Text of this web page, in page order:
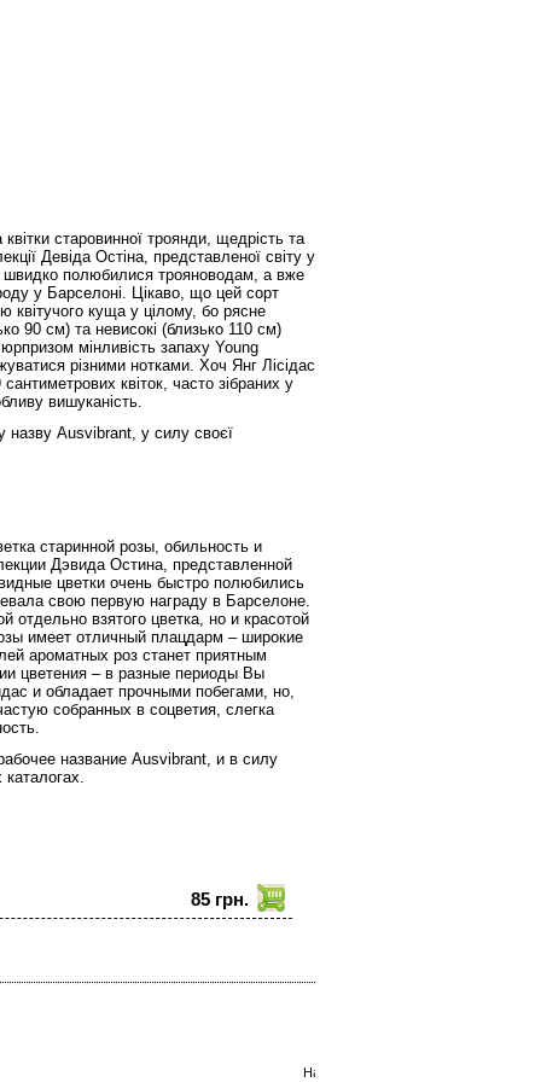
старовинної троянди, щедрість та
Девіда Остіна, представленої світу у
швидко полюбилися трояноводам, а вже
у Барселоні. Цікаво, що цей сорт
квітучого куща у цілому, бо рясне
90 см) та невисокі (близько 110 см)
мінливість запаху Young
різними нотками. Хоч Янг Лісідас
квіток, часто зібраних у
вишуканість.
Ausvibrant, у силу своєї
старинной розы, обильность и
Дэвида Остина, представленной
цветки очень быстро полюбились
свою первую награду в Барселоне.
отдельно взятого цветка, но и красотой
имеет отличный плацдарм – широкие
ароматных роз станет приятным
цветения – в разные периоды Вы
и обладает прочными побегами, но,
собранных в соцветия, слегка
название Ausvibrant, и в силу
85 грн.
Наши телефоны: